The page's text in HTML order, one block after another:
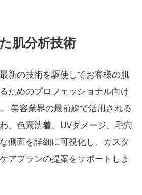
肌分析技術
新の技術を駆使してお客様の肌
ためのプロフェッショナル向け
美容業界の最前線で活用される
、色素沈着、UVダメージ、毛穴
側面を詳細に可視化し、カスタ
アプランの提案をサポートしま